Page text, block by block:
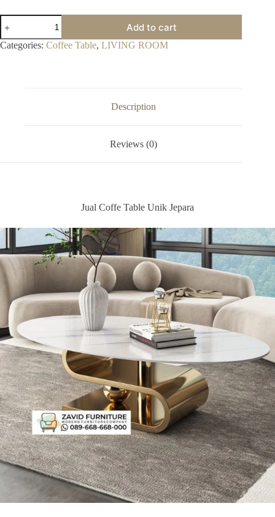
Jual
Coffe
Table
Unik
Add to cart
Categories: Coffee Table, LIVING ROOM
Description
Reviews (0)
Jual Coffe Table Unik Jepara